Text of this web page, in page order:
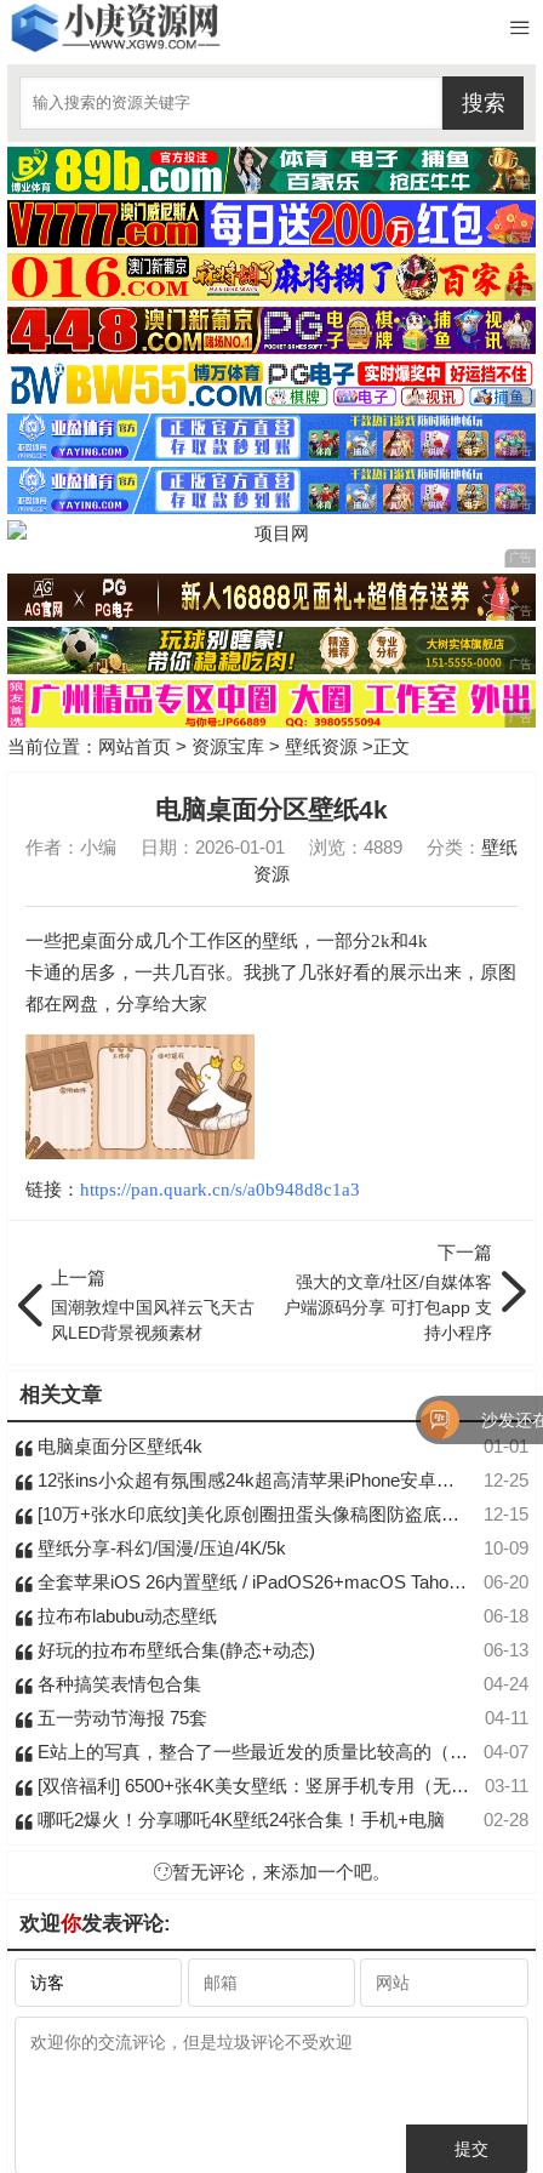
当前位置： 网站首页 > 资源宝库 > 壁纸资源 >正文
电脑桌面分区壁纸4k
作者：小编 日期：2026-01-01 浏览：4889 分类： 壁纸
资源
一些把桌面分成几个工作区的壁纸，一部分2k和4k
卡通的居多，一共几百张。我挑了几张好看的展示出来，原图
都在网盘，分享给大家
链接： https://pan.quark.cn/s/a0b948d8c1a3
上一篇
国潮敦煌中国风祥云飞天古
风LED背景视频素材
下一篇
强大的文章/社区/自媒体客
户端源码分享 可打包app 支
持小程序
相关文章
01-01
电脑桌面分区壁纸4k
12-25
12张ins小众超有氛围感24k超高清苹果iPhone安卓手机壁纸
12-15
[10万+张水印底纹]美化原创圈扭蛋头像稿图防盗底纹素材直购 高清
10-09
壁纸分享-科幻/国漫/压迫/4K/5k
06-20
全套苹果iOS 26内置壁纸 / iPadOS26+macOS Tahoe高清壁纸下载
06-18
拉布布labubu动态壁纸
06-13
好玩的拉布布壁纸合集(静态+动态)
04-24
各种搞笑表情包合集
04-11
五一劳动节海报 75套
04-07
E站上的写真，整合了一些最近发的质量比较高的（纯主观）
03-11
[双倍福利] 6500+张4K美女壁纸：竖屏手机专用（无痕去水印版）
02-28
哪吒2爆火！分享哪吒4K壁纸24张合集！手机+电脑
暂无评论，来添加一个吧。
欢迎你发表评论:
沙发还在